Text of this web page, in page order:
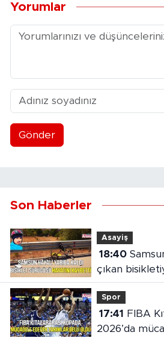
Yorumlar
Gönder
Son Haberler
Asayiş
18:40Samsun'a gelmek için yola
çıkan
Spor
17:41
2026’da